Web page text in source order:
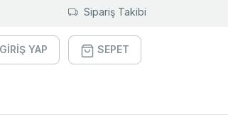
Sipariş Takibi
GİRİŞ YAP SEPET